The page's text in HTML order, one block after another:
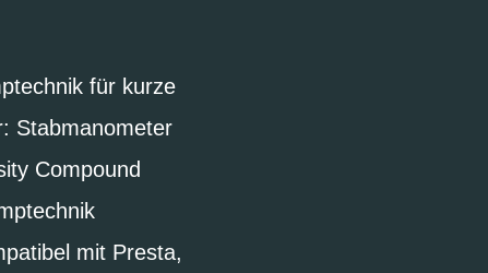
für kurze
Stabmanometer
Compound
mit Presta,